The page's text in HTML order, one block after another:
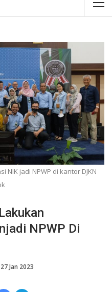
NIK jadi NPWP di kantor DJKN
NPWP Di
27 Jan 2023